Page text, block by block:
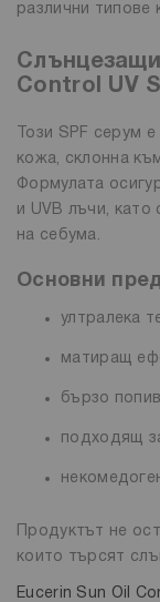
различни типове
Control UV
Този SPF серум
кожа, склонна
Формулата
и UVB лъчи,
на себума.
Основни
ултралека
матиращ
бързо
подходящ
Продуктът не
които търсят
Eucerin Sun Oil